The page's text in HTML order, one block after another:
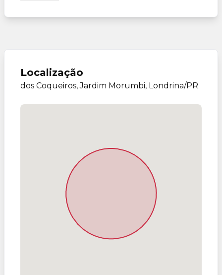
Localização
dos Coqueiros, Jardim Morumbi, Londrina/PR